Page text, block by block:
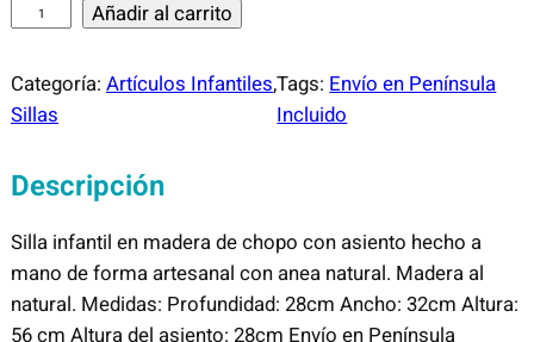
l
l
I
n
f
a
t
Añadir al carrito
Categoría: Artículos Infantiles,
Sillas
Tags: Envío en Península
Incluido
Descripción
Silla infantil en madera de chopo con asiento hecho a
mano de forma artesanal con anea natural. Madera al
natural. Medidas: Profundidad: 28cm Ancho: 32cm Altura:
56 cm Altura del asiento: 28cm Envío en Península